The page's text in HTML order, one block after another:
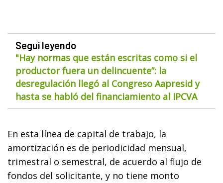
Seguí leyendo
"Hay normas que están escritas como si el
productor fuera un delincuente”: la
desregulación llegó al Congreso Aapresid y
hasta se habló del financiamiento al IPCVA
En esta línea de capital de trabajo, la
amortización es de periodicidad mensual,
trimestral o semestral, de acuerdo al flujo de
fondos del solicitante, y no tiene monto